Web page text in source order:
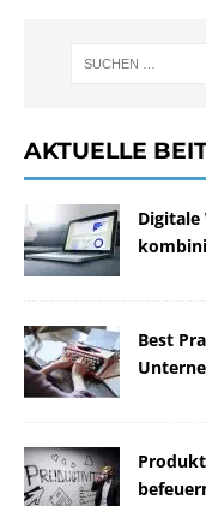
AKTUELLE
Digitale
Best